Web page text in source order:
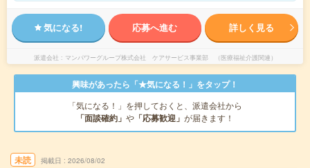
気になる! 応募へ進む 詳しく見る
派遣会社 マンパワーグループ株式会社 ケアサービス事業部 （医療福祉介護関連）
興味があったら「★気になる！」をタップ！
「気になる！」を押しておくと、派遣会社から
「面談確約」 や 「応募歓迎」 が届きます！
未読 掲載日 2026/08/02